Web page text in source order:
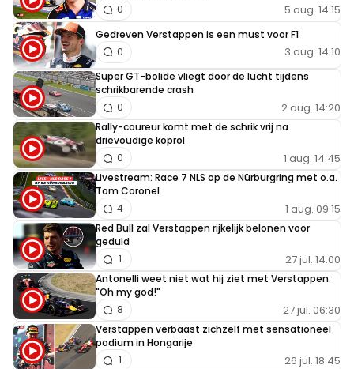
5 aug. 14:15
0
Gedreven Verstappen is een must voor F1
3 aug. 14:10
0
Super GT-bolide vliegt door de lucht tijdens
schrikbarende crash
2 aug. 14:20
0
Rally-coureur komt met de schrik vrij na
drievoudige koprol
1 aug. 14:45
0
Livestream: Race 7 NLS op de Nürburgring met o.a.
Tom Coronel
1 aug. 09:15
4
Red Bull zal Verstappen rijkelijk belonen voor
geduld
27 jul. 14:00
1
Antonelli weet niet wat hij ziet met Verstappen:
"Oh my god!"
27 jul. 06:30
8
Verstappen verbaast zichzelf met sensationeel
podium in Hongarije
26 jul. 18:45
1